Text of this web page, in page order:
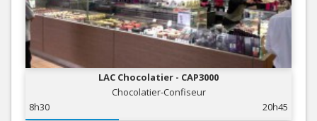
LAC Chocolatier - CAP3000
Chocolatier-Confiseur
8h30
20h45